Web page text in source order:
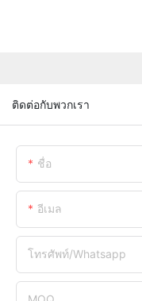
ติดต่อกับพวกเรา
ชื่อ
อีเมล
โทรศัพท์/whatsapp